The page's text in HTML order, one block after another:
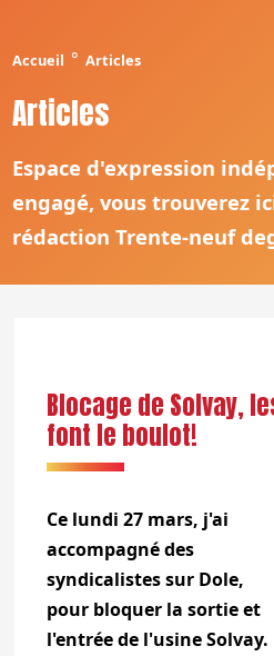
Accueil ° Articles
Articles
Espace d'expression
engagé, vous trouverez
rédaction Trente-neuf
Blocage de Solvay,
font le boulot!
Ce lundi 27 mars, j'ai
accompagné des
syndicalistes sur Dole,
pour bloquer la sortie et
l'entrée de l'usine Solvay.